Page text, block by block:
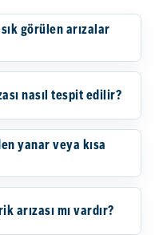
görülen arızalar
nasıl tespit edilir?
yanar veya kısa
arızası mı vardır?